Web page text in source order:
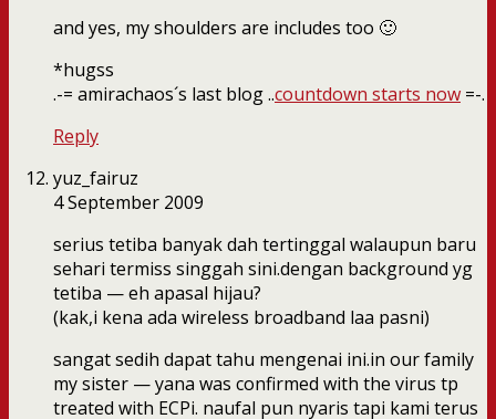
and yes, my shoulders are includes too 🙂
*hugss
.-= amirachaos´s last blog ..countdown starts now =-.
Reply
yuz_fairuz
4 September 2009
serius tetiba banyak dah tertinggal walaupun baru
sehari termiss singgah sini.dengan background yg
tetiba — eh apasal hijau?
(kak,i kena ada wireless broadband laa pasni)
sangat sedih dapat tahu mengenai ini.in our family
my sister — yana was confirmed with the virus tp
treated with ECPi. naufal pun nyaris tapi kami terus